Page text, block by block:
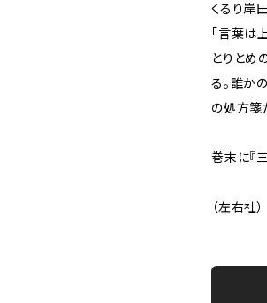
くるり岸
「言葉は
とりとめ
る。誰か
の処方箋
巻末に『
（左右社）